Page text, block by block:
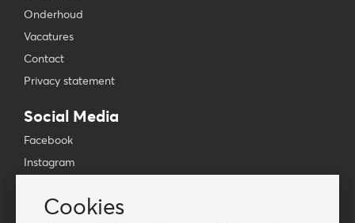
Cookies
Onderhoud
Vacatures
Contact
Privacy statement
Social Media
Facebook
Instagram
TikTok